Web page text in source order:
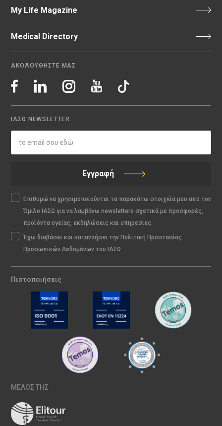
My Life Magazine
Medical Directory
ΑΚΟΛΟΥΘΗΣΤΕ ΜΑΣ
ΙΑΣΩ NEWSLETTER
Εγγραφή
Επιθυμώ να χρησιμοποιούνται τα παρακάτω στοιχεία μου από τον
Όμιλο ΙΑΣΩ για να λαμβάνω newsletters σχετικά με προσφορές,
προϊόντα υγείας, εκδηλώσεις και υπηρεσίες.
Έχω διαβάσει και κατανοήσει την Πολιτική Προστασίας
Προσωπικών Δεδομένων του ΙΑΣΩ
Πιστοποιήσεις
ΜΕΛΟΣ ΤΗΣ